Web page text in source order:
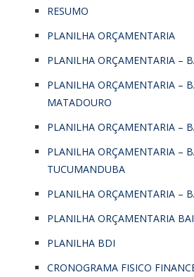
RESUMO
PLANILHA ORÇAMENTARIA
PLANILHA ORÇAMENTARIA –
PLANILHA ORÇAMENTARIA –
MATADOURO
PLANILHA ORÇAMENTARIA –
PLANILHA ORÇAMENTARIA –
TUCUMANDUBA
PLANILHA ORÇAMENTARIA –
PLANILHA ORÇAMENTARIA
PLANILHA BDI
CRONOGRAMA FISICO